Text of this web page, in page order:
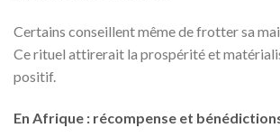
Certains conseillent même de frotter sa
Ce rituel attirerait la prospérité et
positif.
En Afrique : récompense et